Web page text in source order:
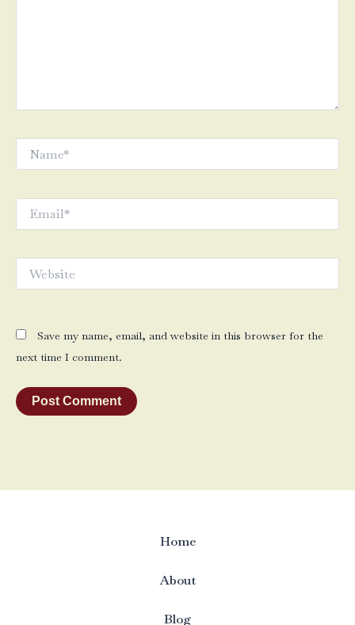
Save my name, email, and website in this browser for the
next time I comment.
Home
About
Blog